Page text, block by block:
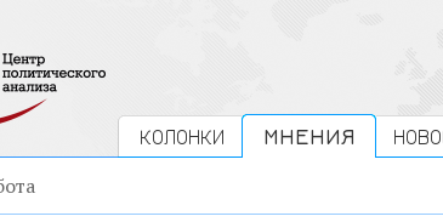
КОЛОНКИ МНЕНИЯ